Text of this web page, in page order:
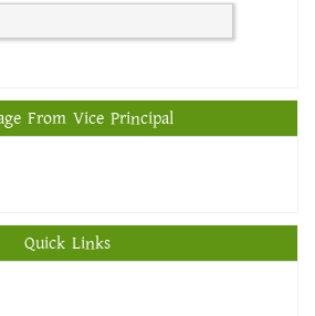
From Vice Principal
Quick Links